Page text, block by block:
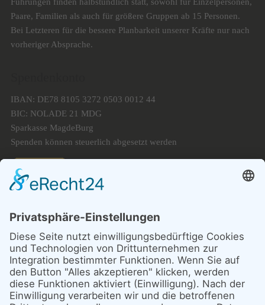
Paare, Familien als auch für größere Gruppen ab 15 Personen.
Bei Letzteren für die bessere Planbarkeit unserer Kräfte nur nach
vorheriger Absprache.
IBAN: DE78 8105 3272 0503 0012 44
BIC: NOLADE 21 MDG
Sparkasse MagdeBurg
Spenden können steuerlich abgesetzt werden
© 1987 – 2025
Storchenhof Loburg e.V.
Alle Rechte vorbehalten.